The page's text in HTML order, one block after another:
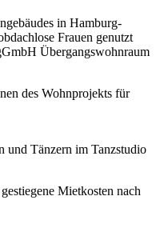
des Wohnprojekts für
Mietkosten nach